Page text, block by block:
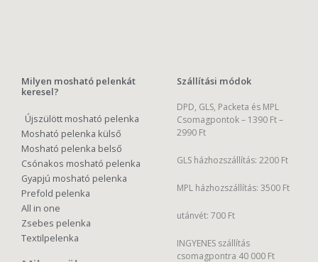
Milyen mosható pelenkát
keresel?
Újszülött mosható pelenka
Mosható pelenka külső
Mosható pelenka belső
Csónakos mosható pelenka
Gyapjú mosható pelenka
Prefold pelenka
All in one
Zsebes pelenka
Textilpelenka
Szállítási módok
DPD, GLS, Packeta és MPL
Csomagpontok – 1390 Ft –
2990 Ft
GLS házhozszállítás: 2200 Ft
MPL házhozszállítás: 3500 Ft
utánvét: 700 Ft
INGYENES szállítás
csomagpontra 40 000 Ft